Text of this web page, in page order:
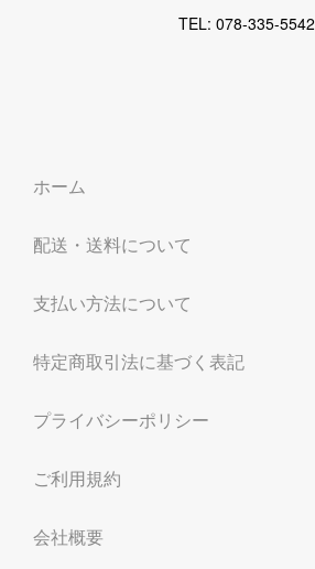
TEL: 078-335-5542
ホーム
配送・送料について
支払い方法について
特定商取引法に基づく表記
プライバシーポリシー
ご利用規約
会社概要